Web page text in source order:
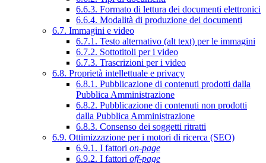
6.6.3. Formato di lettura dei documenti elettronici
6.6.4. Modalità di produzione dei documenti
6.7. Immagini e video
6.7.1. Testo alternativo (alt text) per le immagini
6.7.2. Sottotitoli per i video
6.7.3. Trascrizioni per i video
6.8. Proprietà intellettuale e privacy
6.8.1. Pubblicazione di contenuti prodotti dalla
Pubblica Amministrazione
6.8.2. Pubblicazione di contenuti non prodotti
dalla Pubblica Amministrazione
6.8.3. Consenso dei soggetti ritratti
6.9. Ottimizzazione per i motori di ricerca (SEO)
6.9.1. I fattori on-page
6.9.2. I fattori off-page